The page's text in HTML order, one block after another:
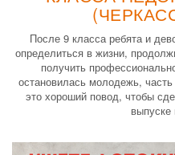
После 9 класса ребята и
определиться в жизни,
получить
остановилась молодежь,
это хороший повод, чтобы
выпуске